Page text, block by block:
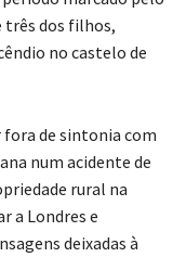
três dos filhos,
no castelo de
fora de sintonia com
num acidente de
rural na
a Londres e
deixadas à